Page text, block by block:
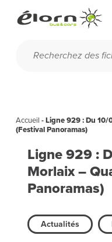
Accueil -Ligne 929 : Du 10/
(Festival Panoramas)
Ligne 929 :
Morlaix –
Panoramas)
Actualités